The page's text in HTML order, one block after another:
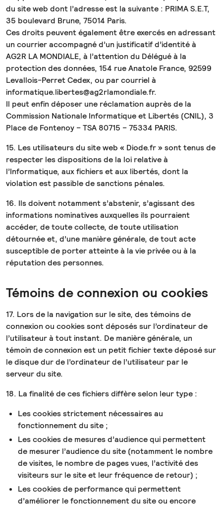
du site web dont l’adresse est la suivante : PRIMA S.E.T,
35 boulevard Brune, 75014 Paris.
Ces droits peuvent également être exercés en adressant
un courrier accompagné d’un justificatif d’identité à
AG2R LA MONDIALE, à l’attention du Délégué à la
protection des données, 154 rue Anatole France, 92599
Levallois-Perret Cedex, ou par courriel à
informatique.libertes@ag2rlamondiale.fr.
Il peut enfin déposer une réclamation auprès de la
Commission Nationale Informatique et Libertés (CNIL), 3
Place de Fontenoy – TSA 80715 – 75334 PARIS.
15. Les utilisateurs du site web « Diode.fr » sont tenus de
respecter les dispositions de la loi relative à
l’Informatique, aux fichiers et aux libertés, dont la
violation est passible de sanctions pénales.
16. Ils doivent notamment s’abstenir, s’agissant des
informations nominatives auxquelles ils pourraient
accéder, de toute collecte, de toute utilisation
détournée et, d’une manière générale, de tout acte
susceptible de porter atteinte à la vie privée ou à la
réputation des personnes.
Témoins de connexion ou cookies
17. Lors de la navigation sur le site, des témoins de
connexion ou cookies sont déposés sur l’ordinateur de
l’utilisateur à tout instant. De manière générale, un
témoin de connexion est un petit fichier texte déposé sur
le disque dur de l’ordinateur de l’utilisateur par le
serveur du site.
18. La finalité de ces fichiers diffère selon leur type :
Les cookies strictement nécessaires au
fonctionnement du site ;
Les cookies de mesures d’audience qui permettent
de mesurer l’audience du site (notamment le nombre
de visites, le nombre de pages vues, l’activité des
visiteurs sur le site et leur fréquence de retour) ;
Les cookies de performance qui permettent
d’améliorer le fonctionnement du site ou encore